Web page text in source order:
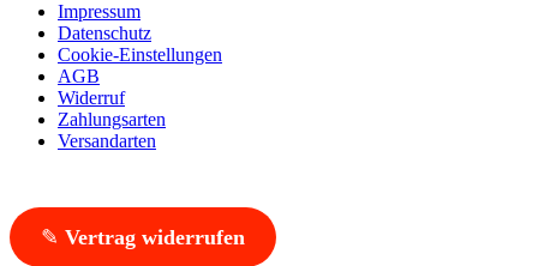
Impressum
Datenschutz
Cookie-Einstellungen
AGB
Widerruf
Zahlungsarten
Versandarten
✎ Vertrag widerrufen